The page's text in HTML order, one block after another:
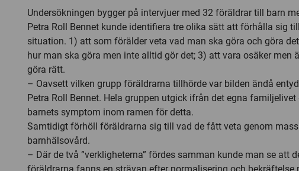
Undersökningen bygger på intervjuer med 32 föräldrar till barn
Petra Roll Bennet kunde identifiera tre olika sätt att förhålla sig
situation. 1) att som förälder veta vad man ska göra och göra
hur man ska göra men inte alltid gör det; 3) att vara osäker men
göra rätt.
– Oavsett vilken grupp föräldrarna tillhörde var bilden ändå
Petra Roll Bennet. Hela gruppen utgick ifrån det egna
barnets symptom inom ramen för detta.
Samtidigt förhöll föräldrarna sig till vad de fått veta genom
barnhälsovård.
– Där de två ”verkligheterna” fördes samman kunde man se att